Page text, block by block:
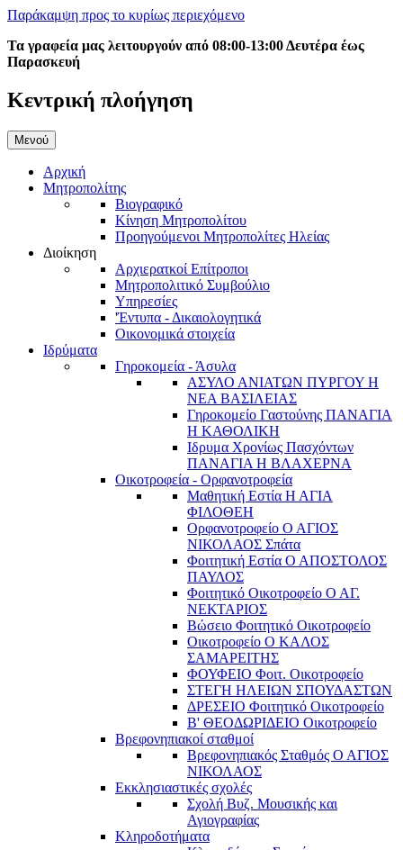
Παράκαμψη προς το κυρίως περιεχόμενο
Τα γραφεία μας λειτουργούν από 08:00-13:00 Δευτέρα έως
Παρασκευή
Κεντρική πλοήγηση
Μενού
Αρχική
Μητροπολίτης
Βιογραφικό
Κίνηση Μητροπολίτου
Προηγούμενοι Μητροπολίτες Ηλείας
Διοίκηση
Αρχιερατκοί Επίτροποι
Μητροπολιτικό Συμβούλιο
Υπηρεσίες
'Έντυπα - Δικαιολογητικά
Οικονομικά στοιχεία
Ιδρύματα
Γηροκομεία - Άσυλα
ΑΣΥΛΟ ΑΝΙΑΤΩΝ ΠΥΡΓΟΥ Η
ΝΕΑ ΒΑΣΙΛΕΙΑΣ
Γηροκομείο Γαστούνης ΠΑΝΑΓΙΑ
Η ΚΑΘΟΛΙΚΗ
Ιδρυμα Χρονίως Πασχόντων
ΠΑΝΑΓΙΑ Η ΒΛΑΧΕΡΝΑ
Οικοτροφεία - Ορφανοτροφεία
Μαθητική Εστία Η ΑΓΙΑ
ΦΙΛΟΘΕΗ
Ορφανοτροφείο Ο ΑΓΙΟΣ
ΝΙΚΟΛΑΟΣ Σπάτα
Φοιτητική Εστία Ο ΑΠΟΣΤΟΛΟΣ
ΠΑΥΛΟΣ
Φοιτητικό Οικοτροφείο Ο ΑΓ.
ΝΕΚΤΑΡΙΟΣ
Βώσειο Φοιτητικό Οικοτροφείο
Οικοτροφείο Ο ΚΑΛΟΣ
ΣΑΜΑΡΕΙΤΗΣ
ΦΟΥΦΕΙΟ Φοιτ. Οικοτροφείο
ΣΤΕΓΗ ΗΛΕΙΩΝ ΣΠΟΥΔΑΣΤΩΝ
ΔΡΕΣΕΙΟ Φοιτητικό Οικοτροφείο
Β' ΘΕΟΔΩΡΙΔΕΙΟ Οικοτροφείο
Βρεφονηπιακοί σταθμοί
Βρεφονηπιακός Σταθμός Ο ΑΓΙΟΣ
ΝΙΚΟΛΑΟΣ
Εκκλησιαστικές σχολές
Σχολή Βυζ. Μουσικής και
Αγιογραφίας
Κληροδοτήματα